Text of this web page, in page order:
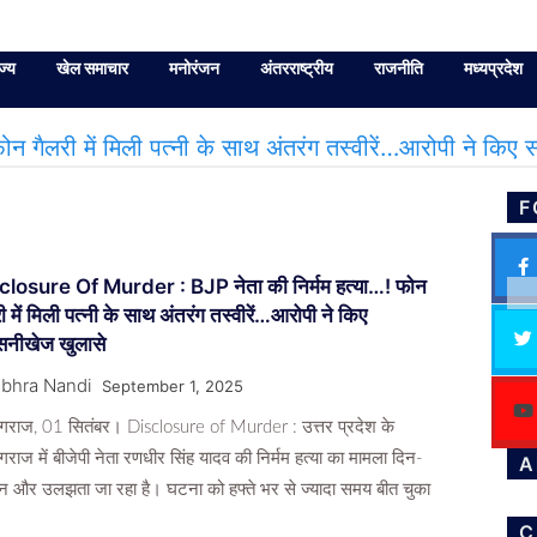
खेल समाचार मनोरंजन अंतरराष्ट्रीय राजनीति मध्यप्रदेश
गैलरी में मिली पत्नी के साथ अंतरंग तस्वीरें…आरोपी ने
Of Murder : BJP नेता की निर्मम हत्या…! फोन
में मिली पत्नी के साथ अंतरंग तस्वीरें…आरोपी ने किए
खुलासे
Nandi September 1, 2025
01 सितंबर। Disclosure of Murder : उत्तर प्रदेश के
में बीजेपी नेता रणधीर सिंह यादव की निर्मम हत्या का मामला दिन-
और उलझता जा रहा है। घटना को हफ्ते भर से ज्यादा समय बीत चुका